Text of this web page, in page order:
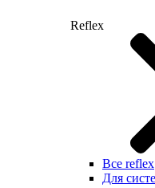
Reflex
Все reflex
Для